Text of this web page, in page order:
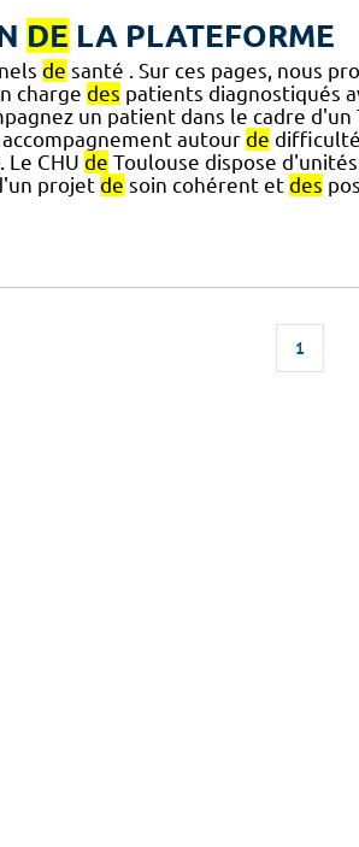
DE LA PLATEFORME
de santé . Sur ces pages, nous
charge des patients diagnostiqués
un patient dans le cadre d'un
autour de
Le CHU de Toulouse dispose
projet de soin cohérent et des
1